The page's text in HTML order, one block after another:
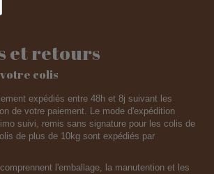
et retours
colis
expédiés entre 48h et 8j suivant les
de votre paiement. Le mode d'expédition
suivi, remis sans signature pour les colis de
de plus de 10kg sont expédiés par
l'emballage, la manutention et les